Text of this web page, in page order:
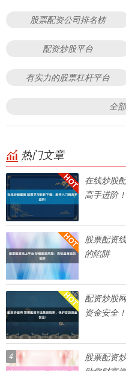
股票配资公司排名榜
配资炒股平台
有实力的股票杠杆平台
全
热门文章
在线炒股
高手进阶！
股票配资
的陷阱
配资炒股
资金安全！
4
股票配资